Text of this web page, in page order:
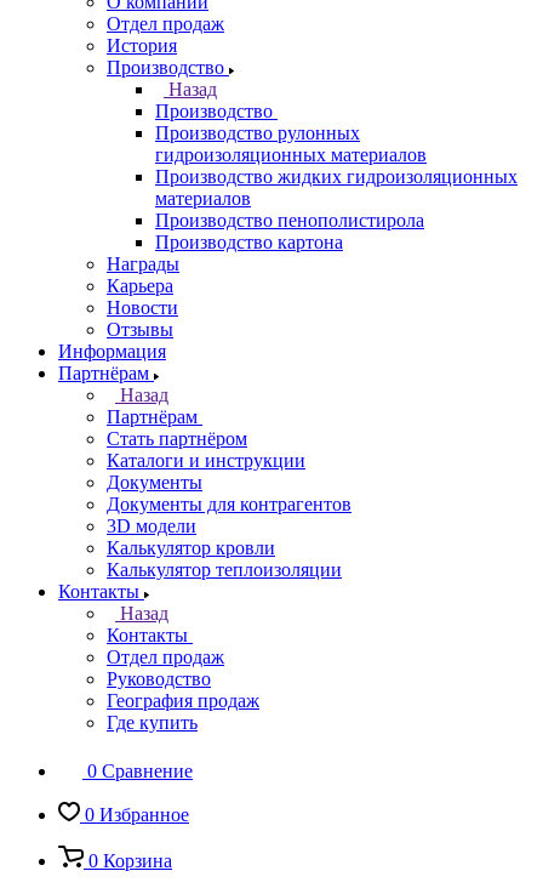
Отдел продаж
История
Производство
Назад
Производство
Производство рулонных
гидроизоляционных материалов
Производство жидких гидроизоляционных
материалов
Производство пенополистирола
Производство картона
Награды
Карьера
Новости
Отзывы
Информация
Партнёрам
Назад
Партнёрам
Стать партнёром
Каталоги и инструкции
Документы
Документы для контрагентов
3D модели
Калькулятор кровли
Калькулятор теплоизоляции
Контакты
Назад
Контакты
Отдел продаж
Руководство
География продаж
Где купить
0 Сравнение
0 Избранное
0 Корзина